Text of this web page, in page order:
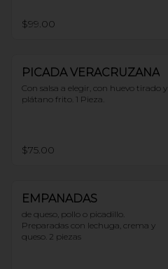
$99.00
PICADA VERACRUZANA
Con salsa a elegir, con huevo tirado y
plátano frito. 1 Pieza.
$75.00
EMPANADAS
de queso, pollo o picadillo.
Preparadas con lechuga, crema y
queso. 2 piezas